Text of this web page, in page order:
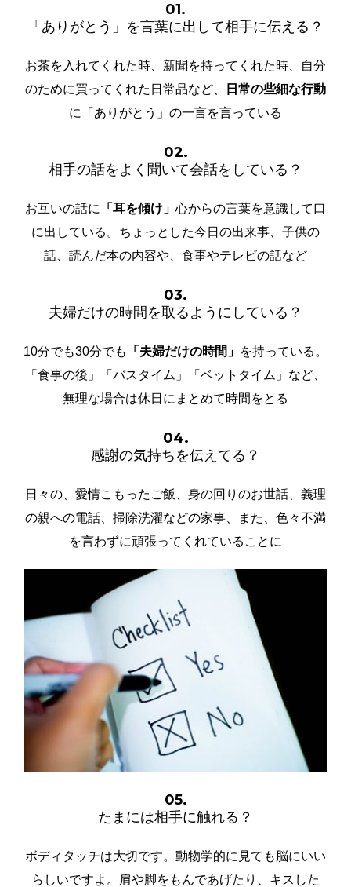
01.
「ありがとう」を言葉に出して相手に伝える？
お茶を入れてくれた時、新聞を持ってくれた時、自分
のために買ってくれた日常品など、
日常の些細な行動
に「ありがとう」の一言を言っている
02.
相手の話をよく聞いて会話をしている？
お互いの話に 「耳を傾け」 心からの言葉を意識して口
に出している。ちょっとした今日の出来事、子供の
話、読んだ本の内容や、食事やテレビの話など
03.
夫婦だけの時間を取るようにしている？
10分でも30分でも 「夫婦だけの時間」 を持っている。
「食事の後」「バスタイム」「ベットタイム」など、
無理な場合は休日にまとめて時間をとる
04.
感謝の気持ちを伝えてる？
日々の、愛情こもったご飯、身の回りのお世話、義理
の親への電話、掃除洗濯などの家事、また、色々不満
を言わずに頑張ってくれていることに
05.
たまには相手に触れる？
ボディタッチは大切です。動物学的に見ても脳にいい
らしいですよ。肩や脚をもんであげたり、キスした